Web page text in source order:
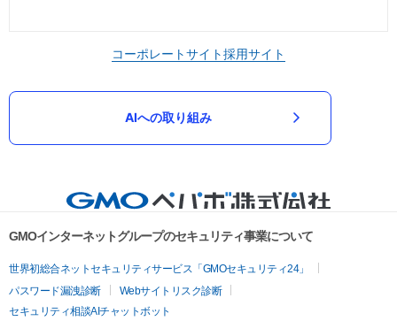
コーポレートサイト採用サイト
AIへの取り組み
GMOインターネットグループのセキュリティ事業について
世界初総合ネットセキュリティサービス「GMOセキュリティ24」
パスワード漏洩診断
Webサイトリスク診断
セキュリティ相談AIチャットボット